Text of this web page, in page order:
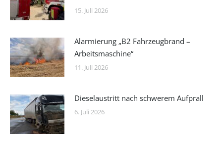
15. Juli 2026
Alarmierung „B2 Fahrzeugbrand –
Arbeitsmaschine“
11. Juli 2026
Dieselaustritt nach schwerem Aufprall
6. Juli 2026